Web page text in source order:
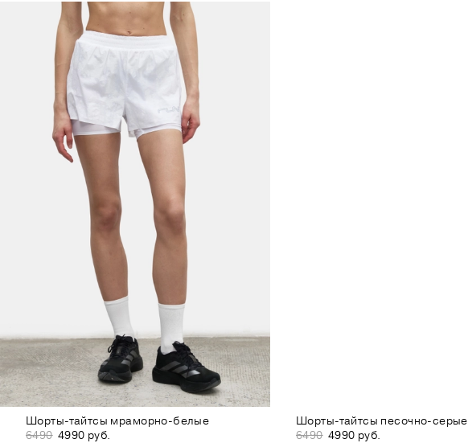
Шорты-тайтсы мраморно-белые
6490 4990 руб.
Шорты-тайтсы песочно-серые
6490 4990 руб.